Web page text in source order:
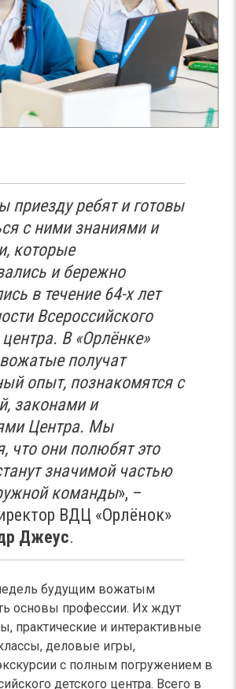
ребят и готовы
с ними знаниями и
которые
и бережно
в течение 64-х лет
Всероссийского
центра. В «Орлёнке»
получат
опыт, познакомятся с
законами и
Центра. Мы
что они полюбят это
значимой частью
команды», –
ВДЦ «Орлёнок»
Джеус.
будущим вожатым
основы профессии. Их ждут
практические и интерактивные
деловые игры,
с полным погружением в
детского центра. Всего в